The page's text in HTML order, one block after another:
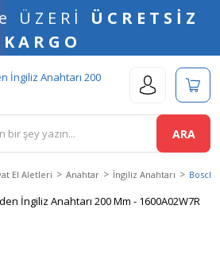
ÜZERİ ÜCRETSİZ
KARGO
ARA
El Aletleri Anahtar İngiliz Anahtarı Bosch